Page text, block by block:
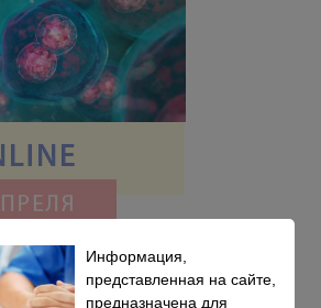
Информация,
представленная на сайте,
предназначена для